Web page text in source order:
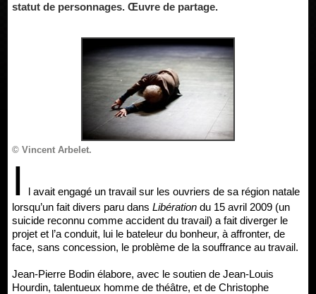
statut de personnages. Œuvre de partage.
© Vincent Arbelet.
I
l avait engagé un travail sur les ouvriers de sa région natale
lorsqu’un fait divers paru dans Libération du 15 avril 2009 (un
suicide reconnu comme accident du travail) a fait diverger le
projet et l’a conduit, lui le bateleur du bonheur, à affronter, de
face, sans concession, le problème de la souffrance au travail.
Jean-Pierre Bodin élabore, avec le soutien de Jean-Louis
Hourdin, talentueux homme de théâtre, et de Christophe